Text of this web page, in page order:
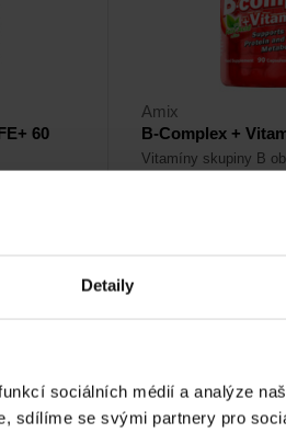
Detaily
sociálních médií a analýze
sdílíme se svými partnery pro
60
Amix
B-Complex +
Vitamíny skupiny B
275Kč